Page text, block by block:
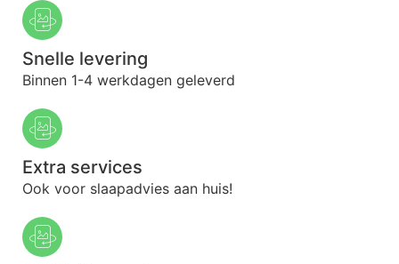
Snelle levering
Binnen 1-4 werkdagen geleverd
Extra services
Ook voor slaapadvies aan huis!